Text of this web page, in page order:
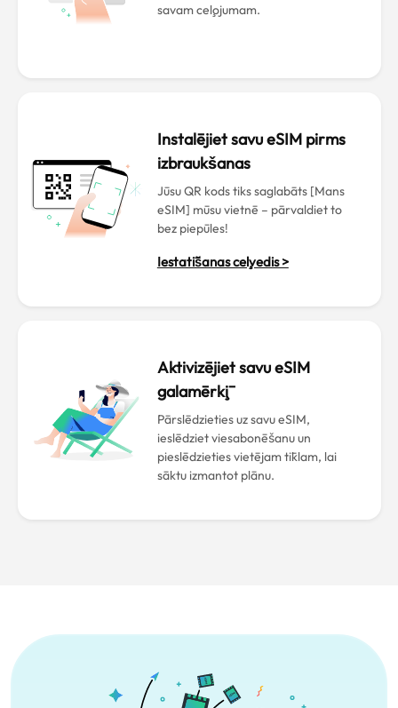
savam ceļojumam.
Instalējiet savu eSIM pirms
izbraukšanas
Jūsu QR kods tiks saglabāts [Mans
eSIM] mūsu vietnē – pārvaldiet to
bez piepūles!
Iestatīšanas ceļvedis >
Aktivizējiet savu eSIM
galamērķī
Pārslēdzieties uz savu eSIM,
ieslēdziet viesabonēšanu un
pieslēdzieties vietējam tīklam, lai
sāktu izmantot plānu.